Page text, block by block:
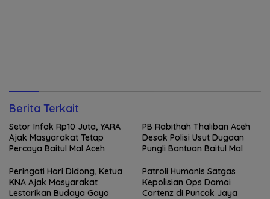
Berita Terkait
Setor Infak Rp10 Juta, YARA
Ajak Masyarakat Tetap
Percaya Baitul Mal Aceh
PB Rabithah Thaliban Aceh
Desak Polisi Usut Dugaan
Pungli Bantuan Baitul Mal
Peringati Hari Didong, Ketua
KNA Ajak Masyarakat
Lestarikan Budaya Gayo
Patroli Humanis Satgas
Kepolisian Ops Damai
Cartenz di Puncak Jaya